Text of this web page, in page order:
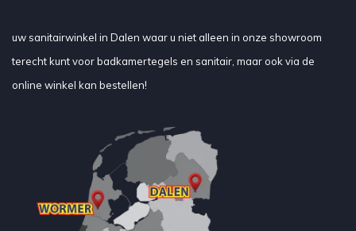
uw sanitairwinkel in Dalen waar u niet alleen in onze showroom
terecht kunt voor badkamertegels en sanitair, maar ook via de
online winkel kan bestellen!